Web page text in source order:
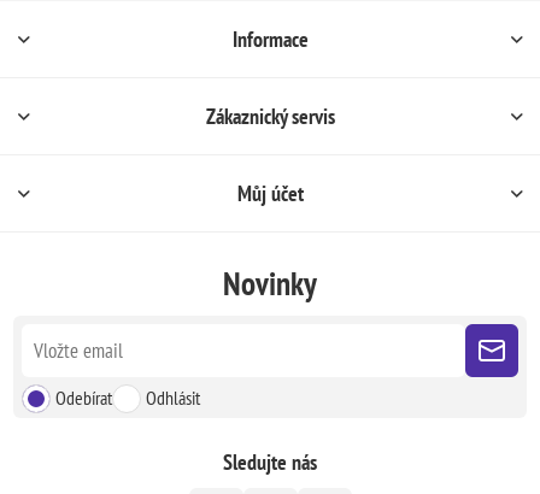
Informace
Zákaznický servis
Můj účet
Novinky
Odebírat Odhlásit
Sledujte nás